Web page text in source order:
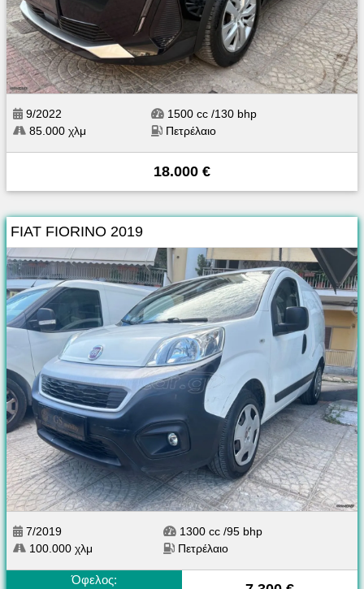
9/2022
85.000 χλμ
1500 cc /130 bhp
Πετρέλαιο
18.000 €
FIAT FIORINO 2019
7/2019
100.000 χλμ
1300 cc /95 bhp
Πετρέλαιο
Όφελος: